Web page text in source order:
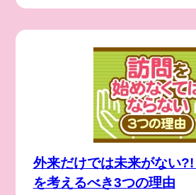
外来だけでは未来がない
を考えるべき3つの理由